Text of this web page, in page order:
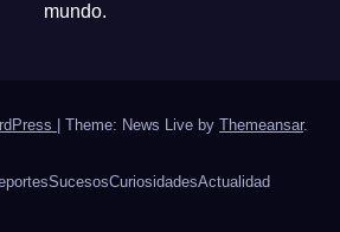
mundo.
Theme: News Live by Themeansar.
SucesosCuriosidadesActualidad